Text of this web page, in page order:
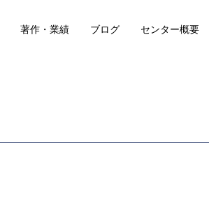
著作・業績 ブログ センター概要